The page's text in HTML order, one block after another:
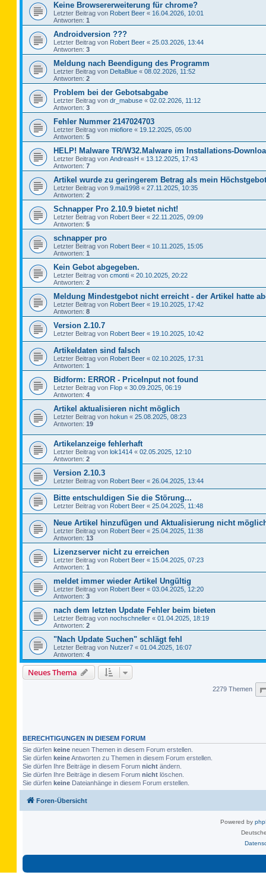
Keine Browsererweiterung für chrome?
Letzter Beitrag von Robert Beer « 16.04.2026, 10:01
Antworten: 1
Androidversion ???
Letzter Beitrag von Robert Beer « 25.03.2026, 13:44
Antworten: 3
Meldung nach Beendigung des Programm
Letzter Beitrag von DeltaBlue « 08.02.2026, 11:52
Antworten: 2
Problem bei der Gebotsabgabe
Letzter Beitrag von dr_mabuse « 02.02.2026, 11:12
Antworten: 3
Fehler Nummer 2147024703
Letzter Beitrag von miofiore « 19.12.2025, 05:00
Antworten: 5
HELP! Malware TR/W32.Malware im Installations-
Letzter Beitrag von AndreasH « 13.12.2025, 17:43
Antworten: 7
Artikel wurde zu geringerem Betrag als mein
Letzter Beitrag von 9.mai1998 « 27.11.2025, 10:35
Antworten: 2
Schnapper Pro 2.10.9 bietet nicht!
Letzter Beitrag von Robert Beer « 22.11.2025, 09:09
Antworten: 5
schnapper pro
Letzter Beitrag von Robert Beer « 10.11.2025, 15:05
Antworten: 1
Kein Gebot abgegeben.
Letzter Beitrag von cmonti « 20.10.2025, 20:22
Antworten: 2
Meldung Mindestgebot nicht erreicht - der Artikel hatte
Letzter Beitrag von Robert Beer « 19.10.2025, 17:42
Antworten: 8
Version 2.10.7
Letzter Beitrag von Robert Beer « 19.10.2025, 10:42
Artikeldaten sind falsch
Letzter Beitrag von Robert Beer « 02.10.2025, 17:31
Antworten: 1
Bidform: ERROR - PriceInput not found
Letzter Beitrag von Flop « 30.09.2025, 06:19
Antworten: 4
Artikel aktualisieren nicht möglich
Letzter Beitrag von hokun « 25.08.2025, 08:23
Antworten: 19
Artikelanzeige fehlerhaft
Letzter Beitrag von lok1414 « 02.05.2025, 12:10
Antworten: 2
Version 2.10.3
Letzter Beitrag von Robert Beer « 26.04.2025, 13:44
Bitte entschuldigen Sie die Störung...
Letzter Beitrag von Robert Beer « 25.04.2025, 11:48
Neue Artikel hinzufügen und Aktualisierung nicht
Letzter Beitrag von Robert Beer « 25.04.2025, 11:38
Antworten: 13
Lizenzserver nicht zu erreichen
Letzter Beitrag von Robert Beer « 15.04.2025, 07:23
Antworten: 1
meldet immer wieder Artikel Ungültig
Letzter Beitrag von Robert Beer « 03.04.2025, 12:20
Antworten: 3
nach dem letzten Update Fehler beim bieten
Letzter Beitrag von nochschneller « 01.04.2025, 18:19
Antworten: 2
"Nach Update Suchen" schlägt fehl
Letzter Beitrag von Nutzer7 « 01.04.2025, 16:07
Antworten: 4
Neues Thema
2279 Themen
BERECHTIGUNGEN IN DIESEM FORUM
Sie dürfen keine neuen Themen in diesem Forum erstellen.
Sie dürfen keineAntworten zu Themen in diesem Forum erstellen.
Sie dürfen Ihre Beiträge in diesem Forum nicht ändern.
Sie dürfen Ihre Beiträge in diesem Forum nicht löschen.
Sie dürfen keine Dateianhänge in diesem Forum erstellen.
Foren-Übersicht
Powered by